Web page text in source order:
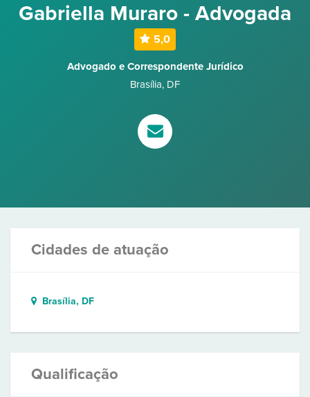
Gabriella Muraro - Advogada
5,0
Advogado e Correspondente Jurídico
Brasília, DF
Cidades de atuação
Brasília, DF
Qualificação